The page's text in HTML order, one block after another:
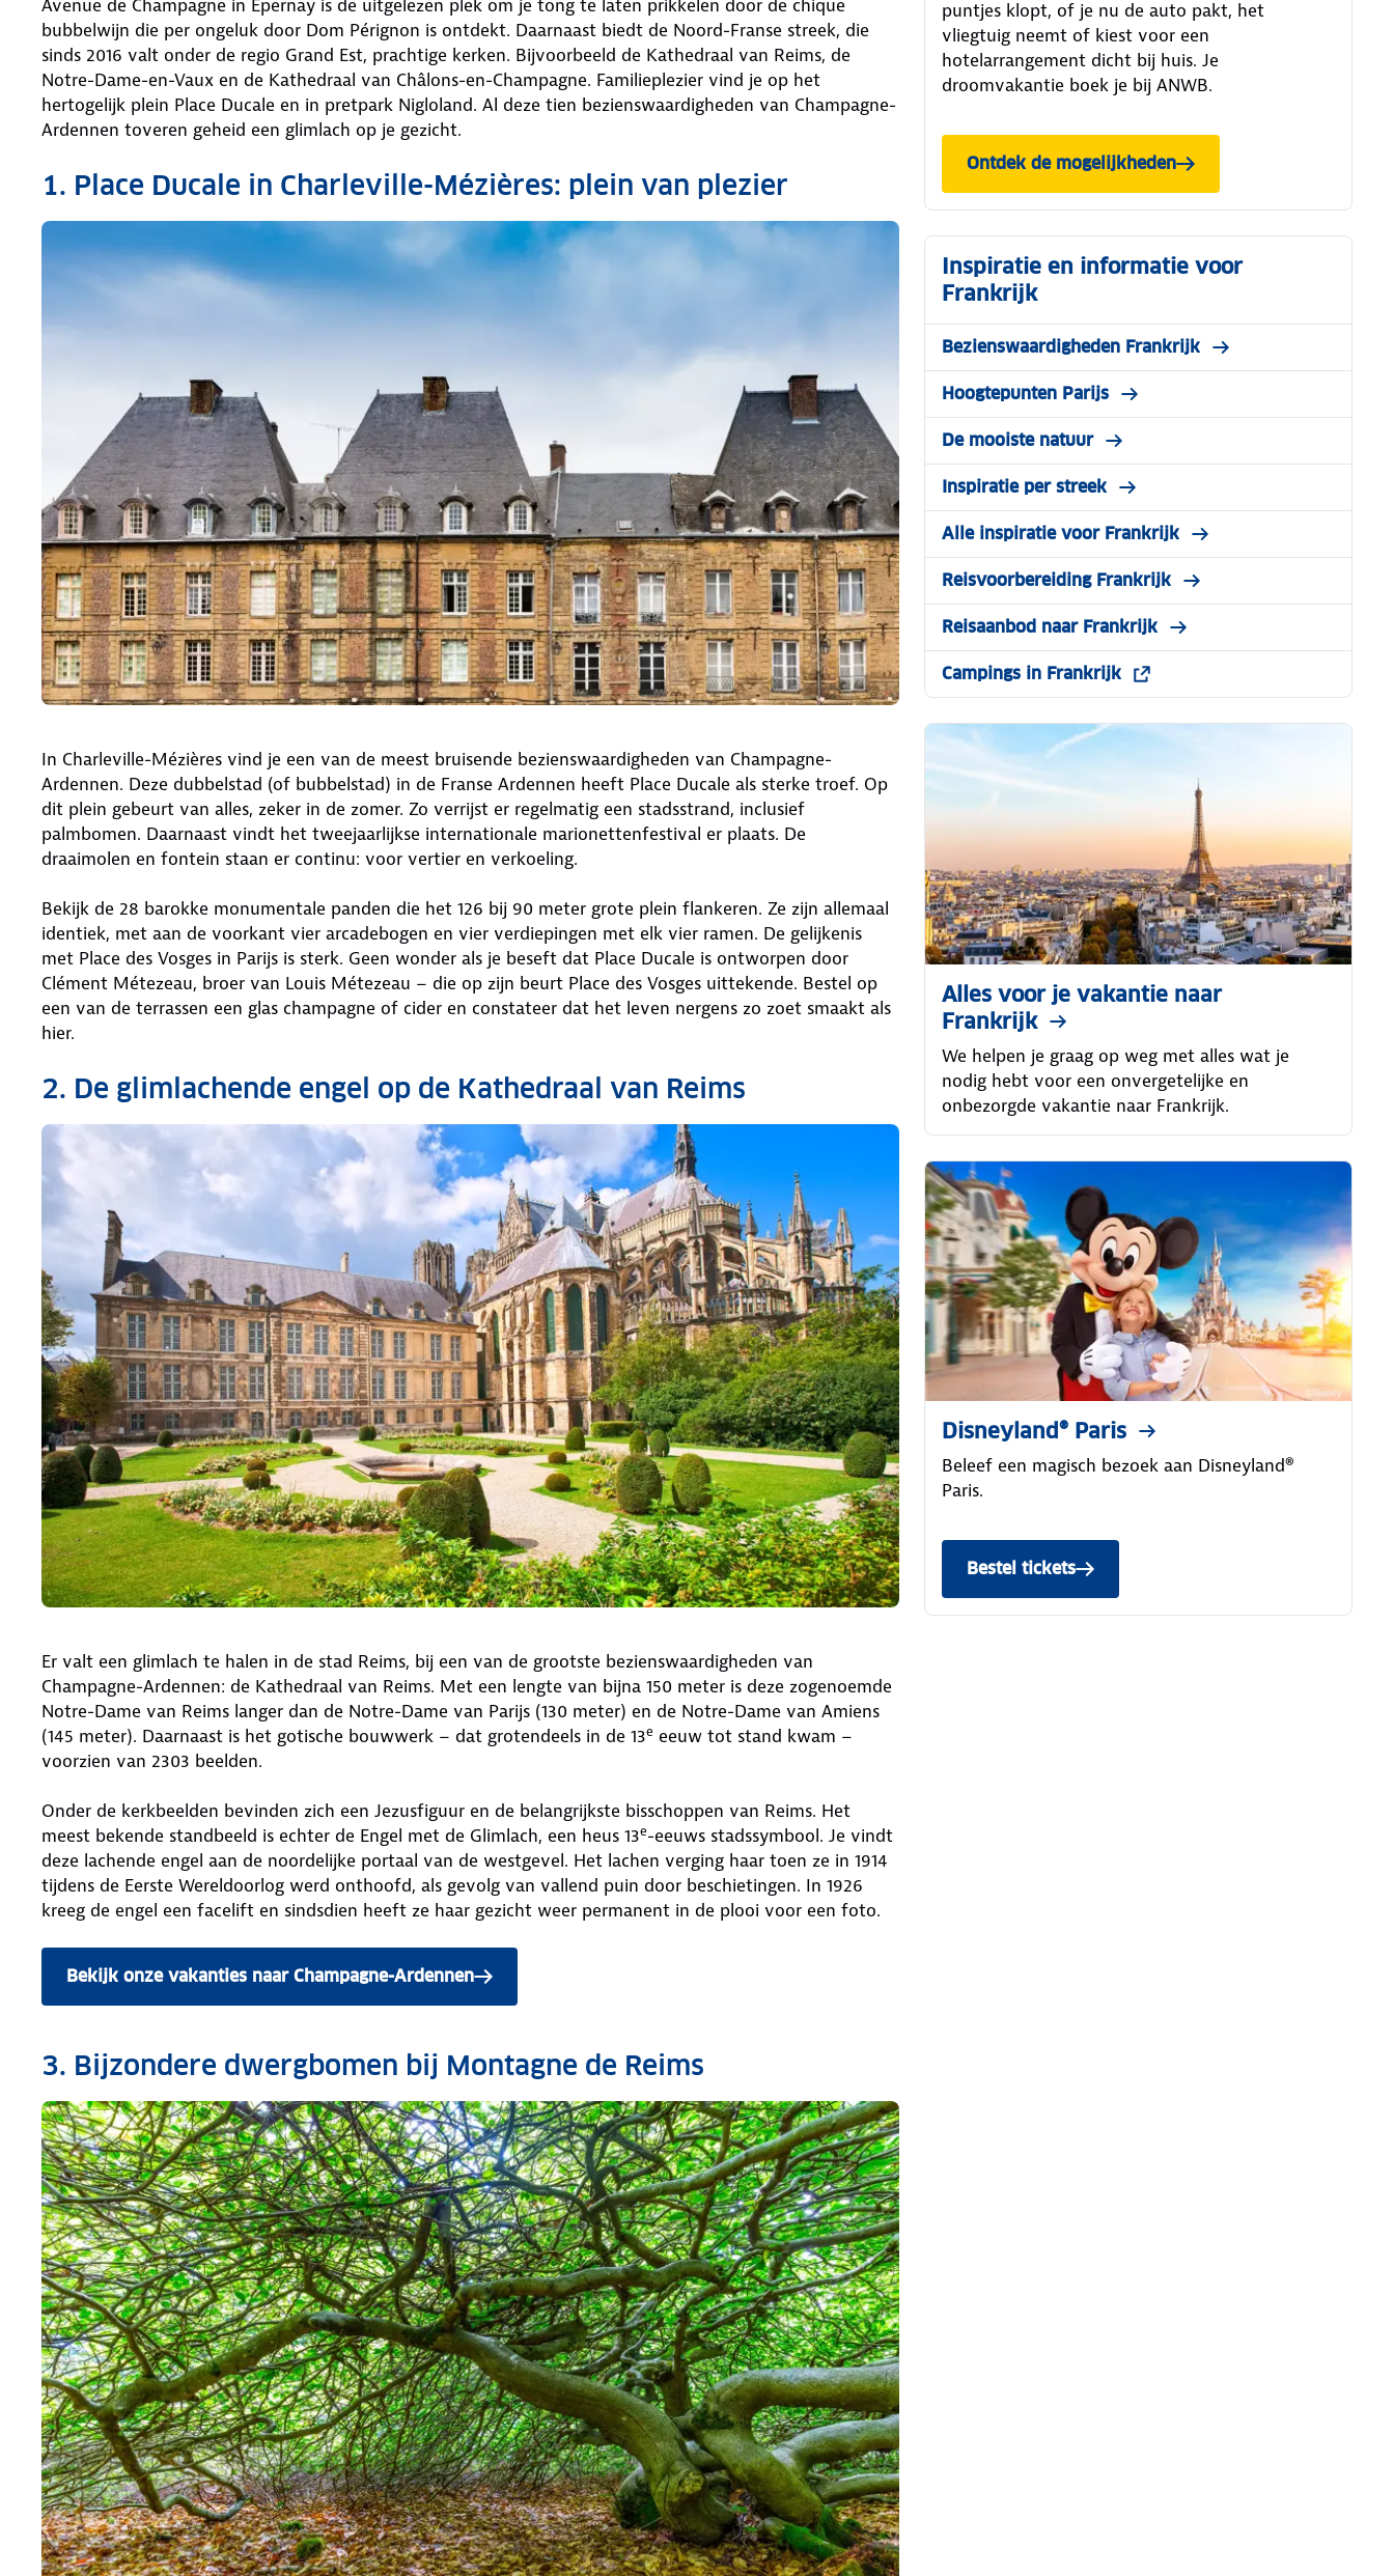
Avenue de Champagne in Épernay is de uitgelezen plek om je tong te laten prikkelen door de chique
bubbelwijn die per ongeluk door Dom Pérignon is ontdekt. Daarnaast biedt de Noord-Franse streek, die
sinds 2016 valt onder de regio Grand Est, prachtige kerken. Bijvoorbeeld de Kathedraal van Reims, de
Notre-Dame-en-Vaux en de Kathedraal van Châlons-en-Champagne. Familieplezier vind je op het
hertogelijk plein Place Ducale en in pretpark Nigloland. Al deze tien bezienswaardigheden van Champagne-
Ardennen toveren geheid een glimlach op je gezicht.
1. Place Ducale in Charleville-Mézières: plein van plezier
In Charleville-Mézières vind je een van de meest bruisende bezienswaardigheden van Champagne-
Ardennen. Deze dubbelstad (of bubbelstad) in de Franse Ardennen heeft Place Ducale als sterke troef. Op
dit plein gebeurt van alles, zeker in de zomer. Zo verrijst er regelmatig een stadsstrand, inclusief
palmbomen. Daarnaast vindt het tweejaarlijkse internationale marionettenfestival er plaats. De
draaimolen en fontein staan er continu: voor vertier en verkoeling.
Bekijk de 28 barokke monumentale panden die het 126 bij 90 meter grote plein flankeren. Ze zijn allemaal
identiek, met aan de voorkant vier arcadebogen en vier verdiepingen met elk vier ramen. De gelijkenis
met Place des Vosges in Parijs is sterk. Geen wonder als je beseft dat Place Ducale is ontworpen door
Clément Métezeau, broer van Louis Métezeau – die op zijn beurt Place des Vosges uittekende. Bestel op
een van de terrassen een glas champagne of cider en constateer dat het leven nergens zo zoet smaakt als
hier.
2. De glimlachende engel op de Kathedraal van Reims
Er valt een glimlach te halen in de stad Reims, bij een van de grootste bezienswaardigheden van
Champagne-Ardennen: de Kathedraal van Reims. Met een lengte van bijna 150 meter is deze zogenoemde
Notre-Dame van Reims langer dan de Notre-Dame van Parijs (130 meter) en de Notre-Dame van Amiens
(145 meter). Daarnaast is het gotische bouwwerk – dat grotendeels in de 13e eeuw tot stand kwam –
voorzien van 2303 beelden.
Onder de kerkbeelden bevinden zich een Jezusfiguur en de belangrijkste bisschoppen van Reims. Het
meest bekende standbeeld is echter de Engel met de Glimlach, een heus 13e-eeuws stadssymbool. Je vindt
deze lachende engel aan de noordelijke portaal van de westgevel. Het lachen verging haar toen ze in 1914
tijdens de Eerste Wereldoorlog werd onthoofd, als gevolg van vallend puin door beschietingen. In 1926
kreeg de engel een facelift en sindsdien heeft ze haar gezicht weer permanent in de plooi voor een foto.
Bekijk onze vakanties naar Champagne-Ardennen
3. Bijzondere dwergbomen bij Montagne de Reims
puntjes klopt, of je nu de auto pakt, het
vliegtuig neemt of kiest voor een
hotelarrangement dicht bij huis. Je
droomvakantie boek je bij ANWB.
Ontdek de mogelijkheden
Inspiratie en informatie voor
Frankrijk
Bezienswaardigheden Frankrijk
Hoogtepunten Parijs
De mooiste natuur
Inspiratie per streek
Alle inspiratie voor Frankrijk
Reisvoorbereiding Frankrijk
Reisaanbod naar Frankrijk
Campings in Frankrijk
Alles voor je vakantie naar
Frankrijk
We helpen je graag op weg met alles wat je
nodig hebt voor een onvergetelijke en
onbezorgde vakantie naar Frankrijk.
Disneyland® Paris
Beleef een magisch bezoek aan Disneyland®
Paris.
Bestel tickets